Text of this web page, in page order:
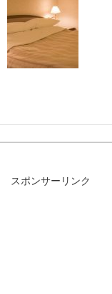
スポンサーリンク